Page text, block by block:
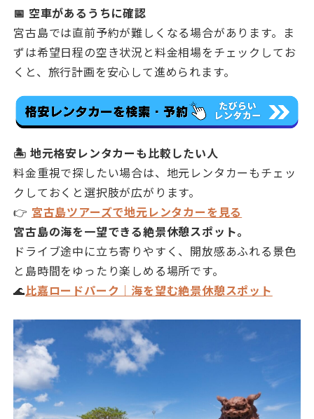
📅 空車があるうちに確認
宮古島では直前予約が難しくなる場合があります。ま
ずは希望日程の空き状況と料金相場をチェックしてお
くと、旅行計画を安心して進められます。
🏝 地元格安レンタカーも比較したい人
料金重視で探したい場合は、地元レンタカーもチェッ
クしておくと選択肢が広がります。
👉 宮古島ツアーズで地元レンタカーを見る
宮古島の海を一望できる絶景休憩スポット。
ドライブ途中に立ち寄りやすく、開放感あふれる景色
と島時間をゆったり楽しめる場所です。
🌊比嘉ロードパーク｜海を望む絶景休憩スポット